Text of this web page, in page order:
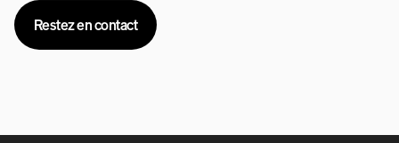
Restez en contact